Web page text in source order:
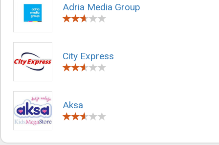
Adria Media Group
City Express
Aksa